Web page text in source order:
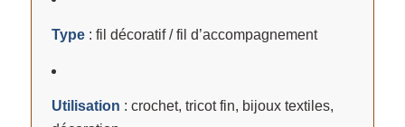
Type: fil décoratif / fil d’accompagnement
Utilisation : crochet, tricot fin, bijoux textiles,